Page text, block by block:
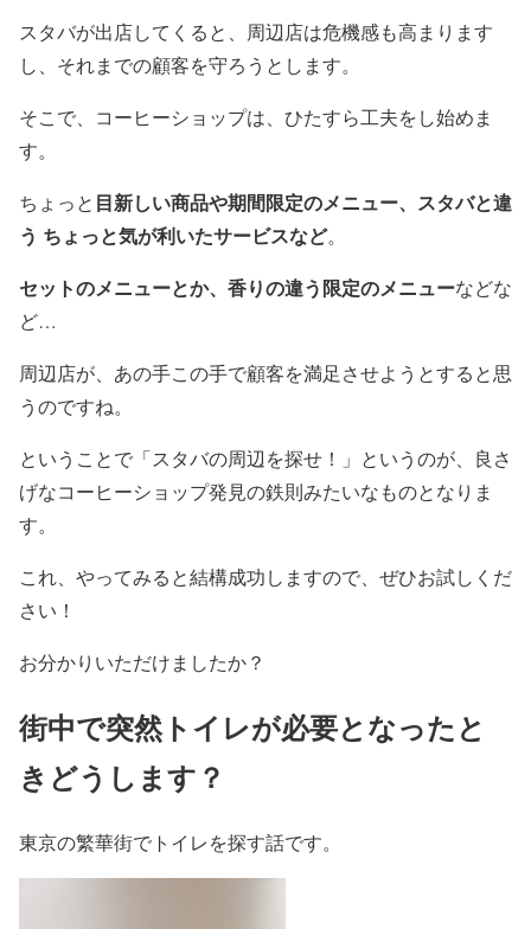
スタバが出店してくると、周辺店は危機感も高まります
し、それまでの顧客を守ろうとします。
そこで、コーヒーショップは、ひたすら工夫をし始めま
す。
ちょっと 目新しい商品や期間限定のメニュー、スタバと違
う ちょっと気が利いたサービスなど。
セットのメニューとか、香りの違う限定のメニューなどな
ど…
周辺店が、あの手この手で顧客を満足させようとすると思
うのですね。
ということで「スタバの周辺を探せ！」というのが、良さ
げなコーヒーショップ発見の鉄則みたいなものとなりま
す。
これ、やってみると結構成功しますので、ぜひお試しくだ
さい！
お分かりいただけましたか？
街中で突然トイレが必要となったと
きどうします？
東京の繁華街でトイレを探す話です。